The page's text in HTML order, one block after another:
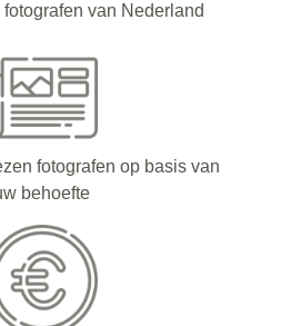
van Nederland
fotografen op basis van
behoefte